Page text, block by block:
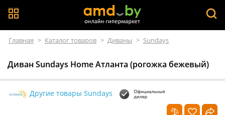
Главная > Каталог товаров > Диваны > Sundays
Диван Sundays Home Атланта (рогожка бежевый)
Другие товары Sundays